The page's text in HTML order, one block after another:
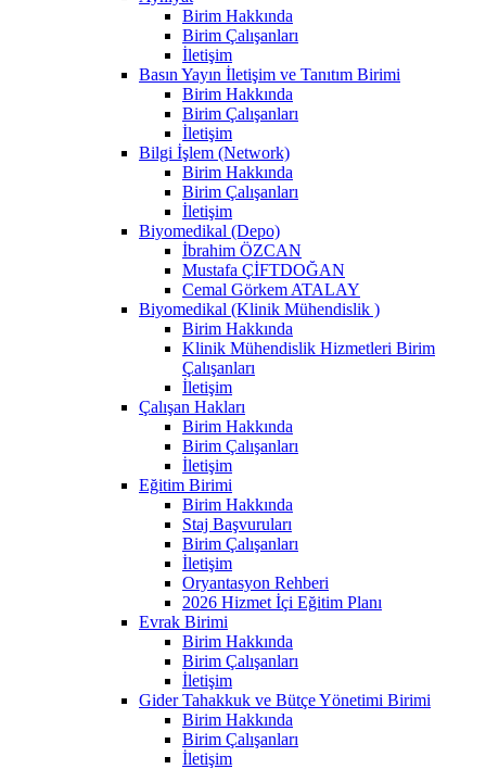
Birim Hakkında
Birim Çalışanları
İletişim
Basın Yayın İletişim ve Tanıtım Birimi
Birim Hakkında
Birim Çalışanları
İletişim
Bilgi İşlem (Network)
Birim Hakkında
Birim Çalışanları
İletişim
Biyomedikal (Depo)
İbrahim ÖZCAN
Mustafa ÇİFTDOĞAN
Cemal Görkem ATALAY
Biyomedikal (Klinik Mühendislik )
Birim Hakkında
Klinik Mühendislik Hizmetleri Birim
Çalışanları
İletişim
Çalışan Hakları
Birim Hakkında
Birim Çalışanları
İletişim
Eğitim Birimi
Birim Hakkında
Staj Başvuruları
Birim Çalışanları
İletişim
Oryantasyon Rehberi
2026 Hizmet İçi Eğitim Planı
Evrak Birimi
Birim Hakkında
Birim Çalışanları
İletişim
Gider Tahakkuk ve Bütçe Yönetimi Birimi
Birim Hakkında
Birim Çalışanları
İletişim